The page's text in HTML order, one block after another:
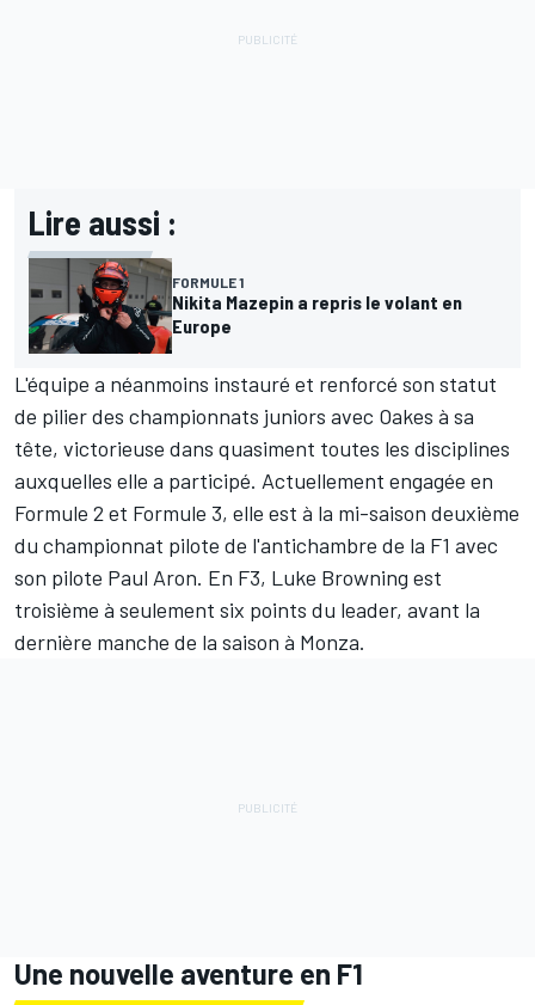
Lire aussi :
FORMULE 1
Nikita Mazepin a repris le volant en
Europe
L'équipe a néanmoins instauré et renforcé son statut
de pilier des championnats juniors avec Oakes à sa
tête, victorieuse dans quasiment toutes les disciplines
auxquelles elle a participé. Actuellement engagée en
Formule 2 et Formule 3, elle est à la mi-saison deuxième
du championnat pilote de l'antichambre de la F1 avec
son pilote Paul Aron. En F3, Luke Browning est
troisième à seulement six points du leader, avant la
dernière manche de la saison à Monza.
Une nouvelle aventure en F1